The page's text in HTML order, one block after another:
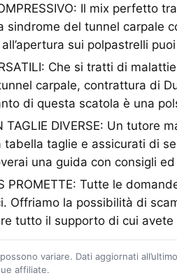
Il mix perfetto
sindrome del tunnel carpale
sui polpastrelli
Che si tratti di
carpale, contrattura di
di questa scatola è una
TAGLIE DIVERSE: Un
tabella taglie e assicurati di
una guida con consigli
PROMETTE: Tutte le
Offriamo la possibilità di
tutto il supporto di cui avete
variare. Dati aggiornati
affiliate.